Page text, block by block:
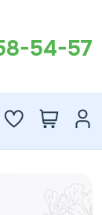
54-57